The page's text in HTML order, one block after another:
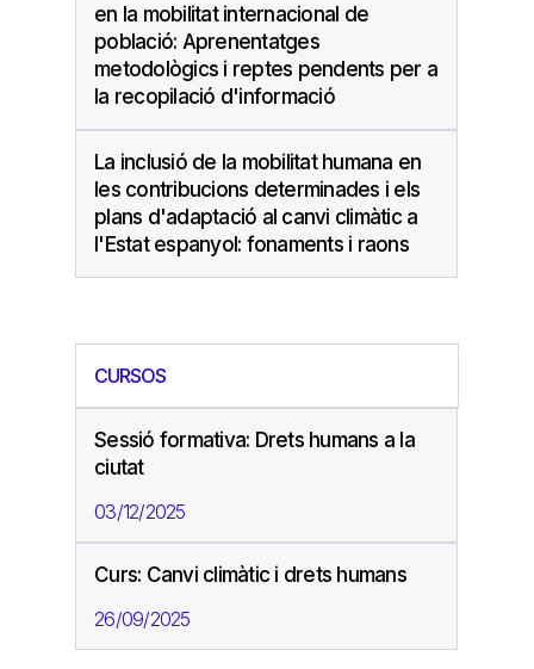
en la mobilitat internacional de
població: Aprenentatges
metodològics i reptes pendents per a
la recopilació d'informació
La inclusió de la mobilitat humana en
les contribucions determinades i els
plans d'adaptació al canvi climàtic a
l'Estat espanyol: fonaments i raons
CURSOS
Sessió formativa: Drets humans a la
ciutat
03/12/2025
Curs: Canvi climàtic i drets humans
26/09/2025